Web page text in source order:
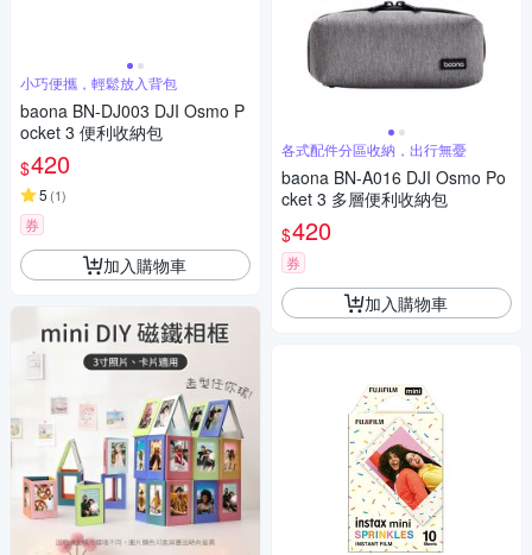
小巧便攜，輕鬆放入背包
baona BN-DJ003 DJI Osmo P
ocket 3 便利收納包
$420
5 (1)
券
加入購物車
各式配件分區收納，出行無憂
baona BN-A016 DJI Osmo Po
cket 3 多層便利收納包
$420
券
加入購物車